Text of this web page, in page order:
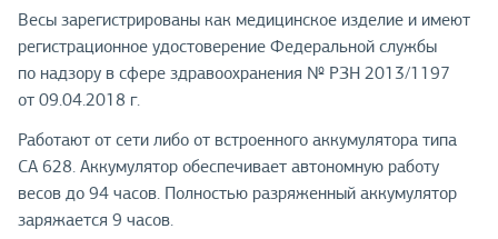
Весы зарегистрированы как медицинское изделие и имеют
регистрационное удостоверение Федеральной службы
по надзору в сфере здравоохранения № РЗН 2013/1197
от 09.04.2018 г.
Работают от сети либо от встроенного аккумулятора типа
СА 628. Аккумулятор обеспечивает автономную работу
весов до 94 часов. Полностью разряженный аккумулятор
заряжается 9 часов.